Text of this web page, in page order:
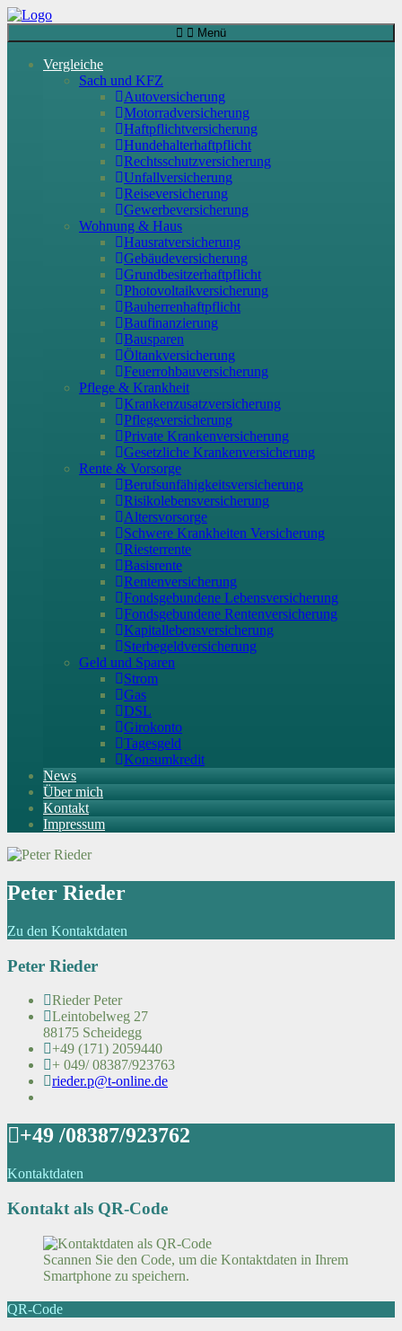
Menü
Vergleiche
Sach und KFZ
Autoversicherung
Motorradversicherung
Haftpflichtversicherung
Hundehalterhaftpflicht
Rechtsschutzversicherung
Unfallversicherung
Reiseversicherung
Gewerbeversicherung
Wohnung & Haus
Hausratversicherung
Gebäudeversicherung
Grundbesitzerhaftpflicht
Photovoltaikversicherung
Bauherrenhaftpflicht
Baufinanzierung
Bausparen
Öltankversicherung
Feuerrohbauversicherung
Pflege & Krankheit
Krankenzusatzversicherung
Pflegeversicherung
Private Krankenversicherung
Gesetzliche Krankenversicherung
Rente & Vorsorge
Berufs­unfähigkeitsversicherung
Risikolebensversicherung
Altersvorsorge
Schwere Krankheiten Versicherung
Riesterrente
Basisrente
Rentenversicherung
Fondsgebundene Lebensversicherung
Fondsgebundene Rentenversicherung
Kapitallebensversicherung
Sterbegeldversicherung
Geld und Sparen
Strom
Gas
DSL
Girokonto
Tagesgeld
Konsumkredit
News
Über mich
Kontakt
Impressum
Peter Rieder
Zu den Kontaktdaten
Peter Rieder
Rieder Peter
Leintobelweg 27
88175 Scheidegg
+49 (171) 2059440
+ 049/ 08387/923763
rieder.p@t-online.de
+49 /08387/923762
Kontaktdaten
Kontakt als QR-Code
Scannen Sie den Code, um die Kontaktdaten in Ihrem
Smartphone zu speichern.
QR-Code